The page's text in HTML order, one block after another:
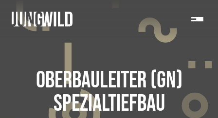
OBERBAULEITER (GN)
SPEZIALTIEFBAU